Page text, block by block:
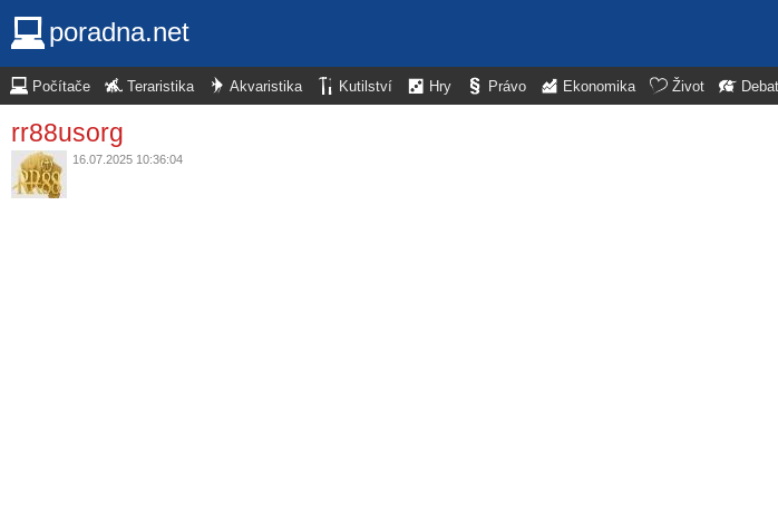
poradna.net
Počítače Teraristika Akvaristika Kutilství Hry Právo Ekonomika Život
rr88usorg
16.07.2025 10:36:04